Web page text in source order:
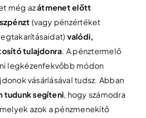
még azátmenet előtt
(vagy pénzértéket
valódi,
tulajdonra. A pénztermelő
legkézenfekvőbb módon
vásárlásával tudsz. Abban
tudunk segíteni, hogy számodra
azok a pénzmenekítő